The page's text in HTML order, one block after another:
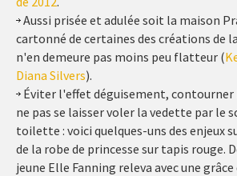
Aussi prisée et adulée soit la maison
cartonné de certaines des créations de
n'en demeure pas moins peu flatteur (
Diana Silvers).
Éviter l'effet déguisement, contourner
ne pas se laisser voler la vedette par le
toilette : voici quelques-uns des enjeux
de la robe de princesse sur tapis rouge.
jeune Elle Fanning releva avec une